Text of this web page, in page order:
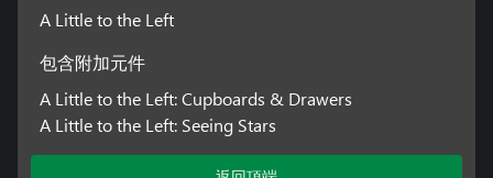
A Little to the Left
包含附加元件
A Little to the Left: Cupboards & Drawers
A Little to the Left: Seeing Stars